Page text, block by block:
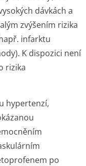
dávkách a
zvýšením rizika
infarktu
K dispozici není
rizika
hypertenzí,
po